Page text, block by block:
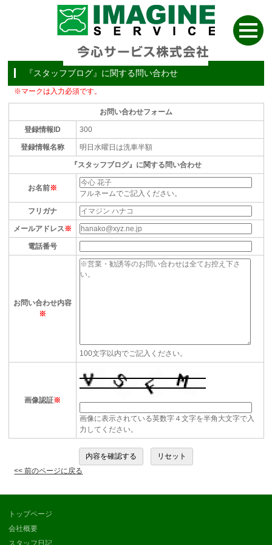
『スタッフブログ』に関する問い合わせ
※マークは入力必須です。
お問い合わせフォーム
登録情報ID 300
登録情報名称 明日水曜日は洗車半額
『スタッフブログ』に関する問い合わせ
お名前※
フルネームでご記入ください。
フリガナ
メールアドレス※
電話番号
お問い合わせ内容
※
100文字以内でご記入ください。
画像認証※
画像に表示されている英数字４文字を半角大文字で入
力してください。
<< 前のページに戻る
トップページ
会社概要
スタッフ日記